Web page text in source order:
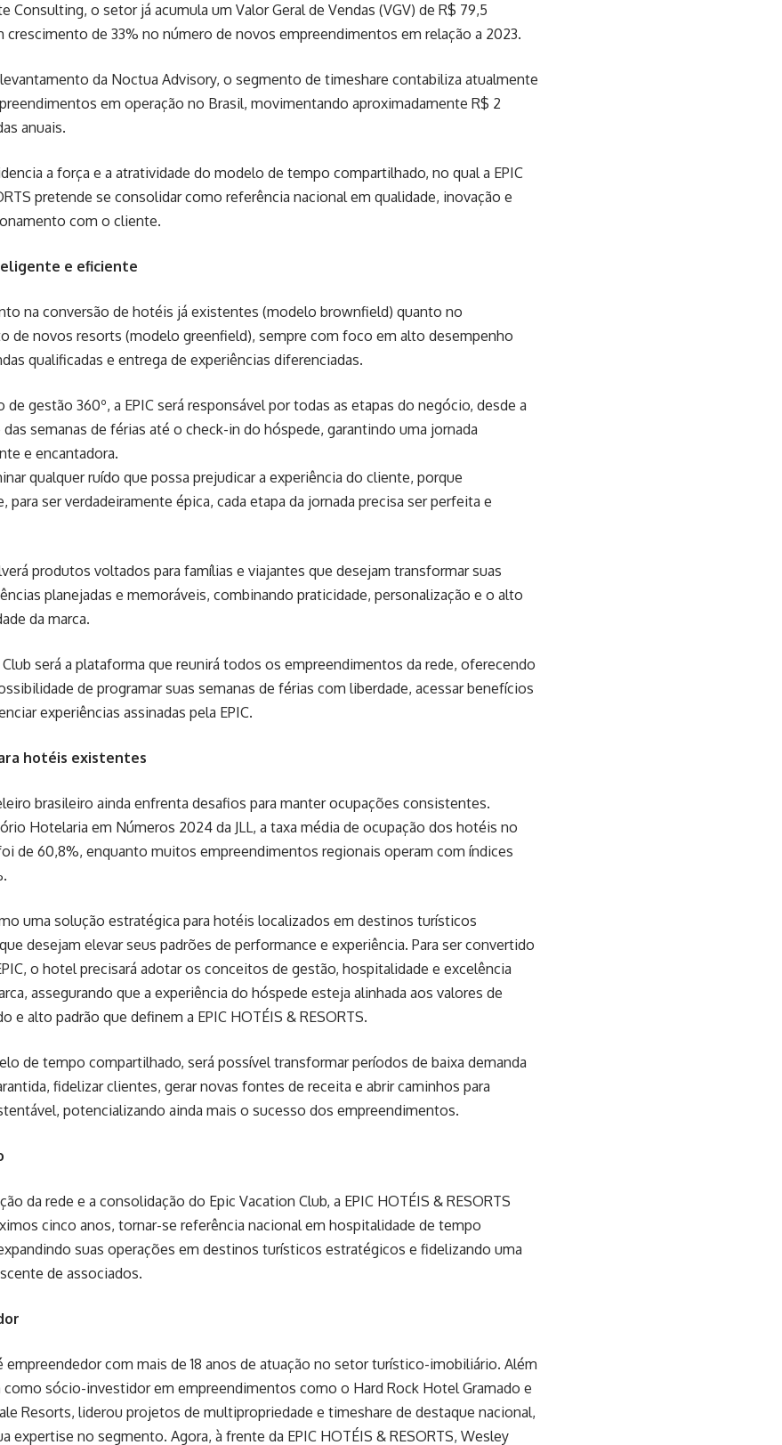
Consulting, o setor já acumula um Valor Geral de Vendas (VGV) de R$ 79,5
crescimento de 33% no número de novos empreendimentos em relação a 2023.
da Noctua Advisory, o segmento de timeshare contabiliza atualmente
em operação no Brasil, movimentando aproximadamente R$ 2
anuais.
a força e a atratividade do modelo de tempo compartilhado, no qual a EPIC
pretende se consolidar como referência nacional em qualidade, inovação e
com o cliente.
e eficiente
na conversão de hotéis já existentes (modelo brownfield) quanto no
de novos resorts (modelo greenfield), sempre com foco em alto desempenho
qualificadas e entrega de experiências diferenciadas.
gestão 360º, a EPIC será responsável por todas as etapas do negócio, desde a
semanas de férias até o check-in do hóspede, garantindo uma jornada
e encantadora.
qualquer ruído que possa prejudicar a experiência do cliente, porque
para ser verdadeiramente épica, cada etapa da jornada precisa ser perfeita e
produtos voltados para famílias e viajantes que desejam transformar suas
planejadas e memoráveis, combinando praticidade, personalização e o alto
da marca.
será a plataforma que reunirá todos os empreendimentos da rede, oferecendo
de programar suas semanas de férias com liberdade, acessar benefícios
experiências assinadas pela EPIC.
hotéis existentes
brasileiro ainda enfrenta desafios para manter ocupações consistentes.
Hotelaria em Números 2024 da JLL, a taxa média de ocupação dos hotéis no
de 60,8%, enquanto muitos empreendimentos regionais operam com índices
uma solução estratégica para hotéis localizados em destinos turísticos
desejam elevar seus padrões de performance e experiência. Para ser convertido
o hotel precisará adotar os conceitos de gestão, hospitalidade e excelência
assegurando que a experiência do hóspede esteja alinhada aos valores de
e alto padrão que definem a EPIC HOTÉIS & RESORTS.
de tempo compartilhado, será possível transformar períodos de baixa demanda
fidelizar clientes, gerar novas fontes de receita e abrir caminhos para
potencializando ainda mais o sucesso dos empreendimentos.
da rede e a consolidação do Epic Vacation Club, a EPIC HOTÉIS & RESORTS
cinco anos, tornar-se referência nacional em hospitalidade de tempo
suas operações em destinos turísticos estratégicos e fidelizando uma
de associados.
empreendedor com mais de 18 anos de atuação no setor turístico-imobiliário. Além
como sócio-investidor em empreendimentos como o Hard Rock Hotel Gramado e
Resorts, liderou projetos de multipropriedade e timeshare de destaque nacional,
expertise no segmento. Agora, à frente da EPIC HOTÉIS & RESORTS, Wesley